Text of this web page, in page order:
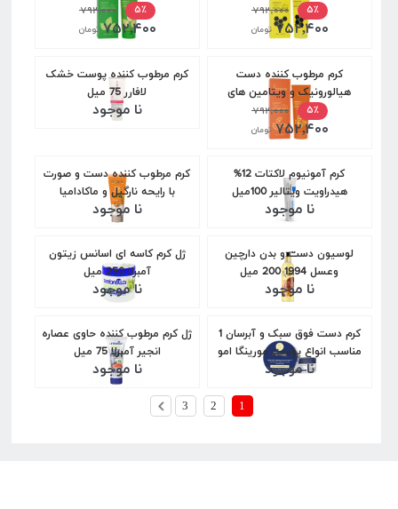
100میل۵٪ ۷۹۲,۰۰۰
۷۵۲,۴۰۰ تومان
میل ۵٪ ۷۹۲,۰۰۰
۷۵۲,۴۰۰ تومان
کرم مرطوب کننده دست
هیالورونیک و ویتامین های
A,B,C,E سرانزا حجم 100 میل۵٪ ۷۹۲,۰۰۰
۷۵۲,۴۰۰ تومان
کرم مرطوب کننده پوست خشک
لافارر 75 میل
نا موجود
کرم آمونیوم لاکتات 12%
هیدراویت ویتالیر 100میل
نا موجود
کرم مرطوب کننده دست و صورت
با رایحه نارگیل و ماکادامیا
بوتانیس 150 گرم
نا موجود
لوسيون دست و بدن دارچين
وعسل 1994 200 میل
نا موجود
ژل کرم کاسه ای اسانس زیتون
آمبرلا 250 میل
نا موجود
کرم دست فوق سبک و آبرسان 1
مناسب انواع پوست مورینگا امو
250 میل
نا موجود
ژل کرم مرطوب کننده حاوی عصاره
انجیر آمبرلا 75 میل
نا موجود
1
2
3